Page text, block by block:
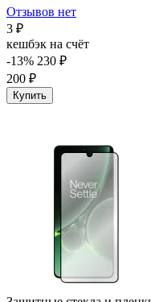
Отзывов нет
3 ₽
кешбэк на счёт
-13% 230 ₽
200 ₽
Купить